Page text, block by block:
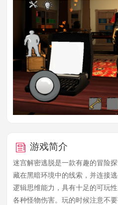
游戏简介
迷宫解密逃脱是一款有趣的冒险
藏在黑暗环境中的线索，并连接
逻辑思维能力，具有十足的可玩
各种怪物伤害。玩的时候注意不